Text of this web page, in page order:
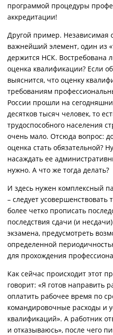
программой процедуры
аккредитации!
Другой пример. Независимая
важнейший элемент, один из
держится НСК. Востребована
оценка квалификации? Если
выяснится, что оценку
требованиям
России прошли на
десятков тысяч человек, то
трудоспособного населения
очень мало. Отсюда вопрос:
оценка стать обязательной?
насаждать ее
нужно. А что же тогда делать?
И здесь нужен комплексный
– следует усовершенствовать
более четко прописать
последствия сдачи (и
экзамена, предусмотреть
определенной
для прохождения
Как сейчас происходит этот
говорит: «Я готов направить
оплатить рабочее время по
командировочные расходы и
квалификаций». А работник
и отказываюсь», после чего